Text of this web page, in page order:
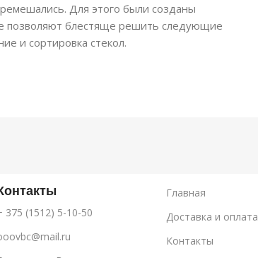
Для этого были созданы
позволяют блестяще решить следующие
и сортировка стекол.
375 (1512) 5-10-50
Главная
Доставка и оплата
Контакты